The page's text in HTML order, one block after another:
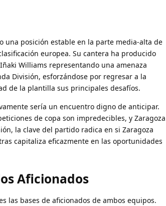
una posición estable en la parte media-alta de
europea. Su cantera ha producido
Williams representando una amenaza
División, esforzándose por regresar a la
de la plantilla sus principales desafíos.
sería un encuentro digno de anticipar.
de copa son impredecibles, y Zaragoza
la clave del partido radica en si Zaragoza
capitaliza eficazmente en las oportunidades
Aficionados
las bases de aficionados de ambos equipos.